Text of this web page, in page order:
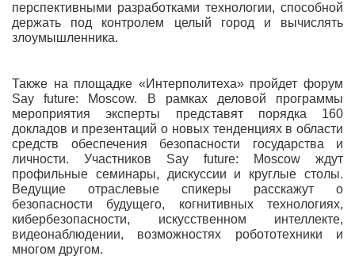
перспективными разработками технологии, способной
держать под контролем целый город и вычислять
злоумышленника.
Также на площадке «Интерполитеха» пройдет форум
Say future: Moscow. В рамках деловой программы
мероприятия эксперты представят порядка 160
докладов и презентаций о новых тенденциях в области
средств обеспечения безопасности государства и
личности. Участников Say future: Moscow ждут
профильные семинары, дискуссии и круглые столы.
Ведущие отраслевые спикеры расскажут о
безопасности будущего, когнитивных технологиях,
кибербезопасности, искусственном интеллекте,
видеонаблюдении, возможностях робототехники и
многом другом.